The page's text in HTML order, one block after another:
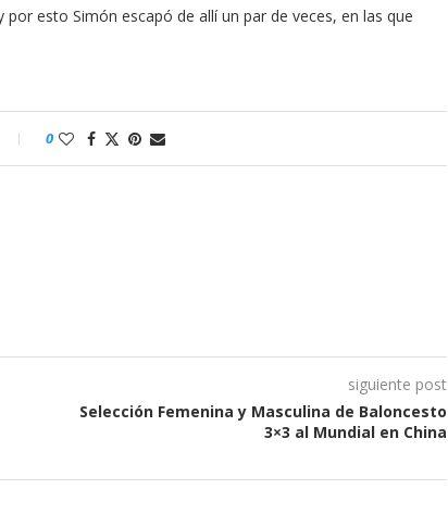
esto Simón escapó de allí un par de veces, en las que
0
siguiente post
Selección Femenina y Masculina de Baloncesto
3×3 al Mundial en China